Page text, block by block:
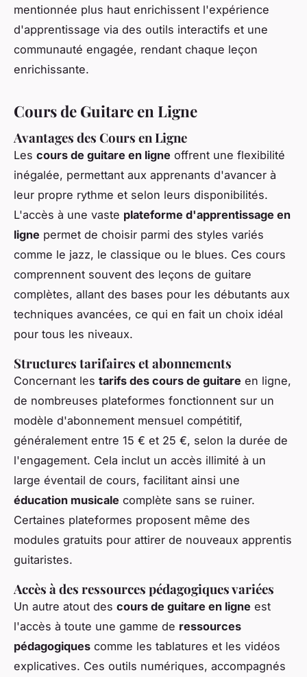
mentionnée plus haut enrichissent l'expérience
d'apprentissage via des outils interactifs et une
communauté engagée, rendant chaque leçon
enrichissante.
Cours de Guitare en Ligne
Avantages des Cours en Ligne
Les cours de guitare en ligne offrent une flexibilité
inégalée, permettant aux apprenants d'avancer à
leur propre rythme et selon leurs disponibilités.
L'accès à une vaste plateforme d'apprentissage en
ligne permet de choisir parmi des styles variés
comme le jazz, le classique ou le blues. Ces cours
comprennent souvent des leçons de guitare
complètes, allant des bases pour les débutants aux
techniques avancées, ce qui en fait un choix idéal
pour tous les niveaux.
Structures tarifaires et abonnements
Concernant les tarifs des cours de guitare en ligne,
de nombreuses plateformes fonctionnent sur un
modèle d'abonnement mensuel compétitif,
généralement entre 15 € et 25 €, selon la durée de
l'engagement. Cela inclut un accès illimité à un
large éventail de cours, facilitant ainsi une
éducation musicale complète sans se ruiner.
Certaines plateformes proposent même des
modules gratuits pour attirer de nouveaux apprentis
guitaristes.
Accès à des ressources pédagogiques variées
Un autre atout des cours de guitare en ligne est
l'accès à toute une gamme de ressources
pédagogiques comme les tablatures et les vidéos
explicatives. Ces outils numériques, accompagnés